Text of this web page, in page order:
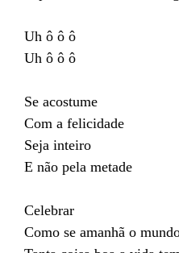
Uh ô ô ô
Uh ô ô ô
Se acostume
Com a felicidade
Seja inteiro
E não pela metade
Celebrar
Como se amanhã o